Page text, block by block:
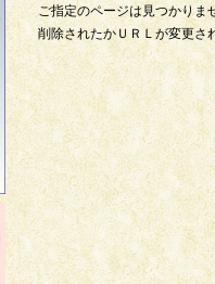
ご指定のページは見つかりま
削除されたかＵＲＬが変更さ